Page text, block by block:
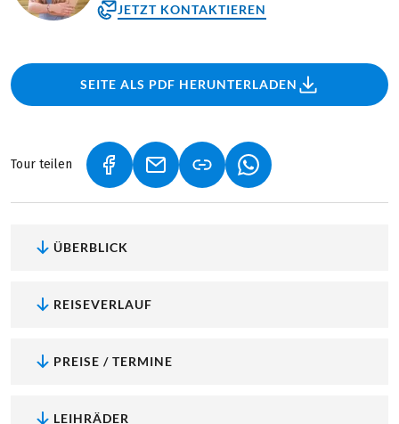
JETZT KONTAKTIEREN
SEITE ALS PDF HERUNTERLADEN
Tour teilen (LINK ÖFFNET IN NEUEM TAB)
(LINK ÖFFNET IN NEUEM TAB)
(LINK ÖFFNET IN
ÜBERBLICK
REISEVERLAUF
PREISE / TERMINE
LEIHRÄDER